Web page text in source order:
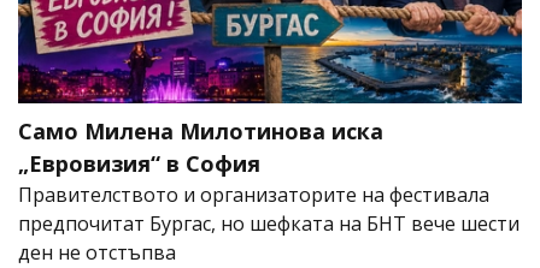
Само Милена Милотинова иска
„Евровизия“ в София
Правителството и организаторите на фестивала
предпочитат Бургас, но шефката на БНТ вече шести
ден не отстъпва